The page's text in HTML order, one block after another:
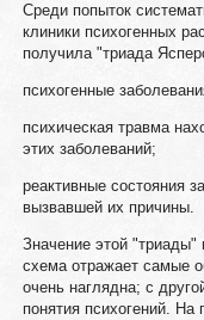
Среди попыток
клиники психогенных
получила "триада
психогенные
психическая травма
этих заболеваний;
реактивные состояния
вызвавшей их причины.
Значение этой "триады"
схема отражает самые
очень наглядна; с
понятия психогений. На